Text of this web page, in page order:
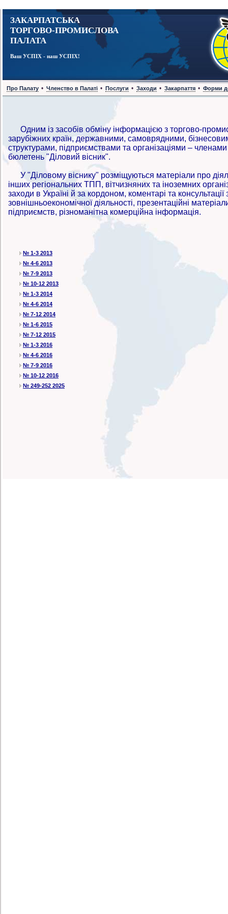
ЗАКАРПАТСЬКА
ТОРГОВО-ПРОМИСЛОВА
ПАЛАТА
Ваш УСПІХ - наш УСПІХ!
Про Палату • Членство в Палаті • Послуги • Заходи • Закарпаття • Форми
Одним із засобів обміну інформацією з торгово-
зарубіжних країн, державними, самоврядними,
структурами, підприємствами та організаціями –
бюлетень "Діловий вісник".
У "Діловому віснику" розміщуються матеріали про
інших регіональних ТПП, вітчизняних та іноземних
заходи в Україні й за кордоном, коментарі та
зовнішньоекономічної діяльності, презентаційні
підприємств, різноманітна комерційна інформація.
№ 1-3 2013
№ 4-6 2013
№ 7-9 2013
№ 10-12 2013
№ 1-3 2014
№ 4-6 2014
№ 7-12 2014
№ 1-6 2015
№ 7-12 2015
№ 1-3 2016
№ 4-6 2016
№ 7-9 2016
№ 10-12 2016
№ 249-252 2025